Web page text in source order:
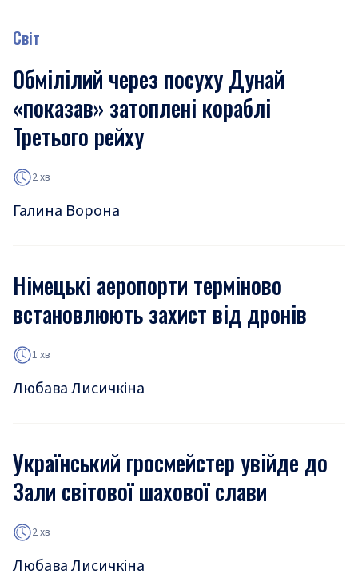
Світ
Обмілілий через посуху Дунай
«показав» затоплені кораблі
Третього рейху
2 хв
Галина Ворона
Німецькі аеропорти терміново
встановлюють захист від дронів
1 хв
Любава Лисичкіна
Український гросмейстер увійде до
Зали світової шахової слави
2 хв
Любава Лисичкіна